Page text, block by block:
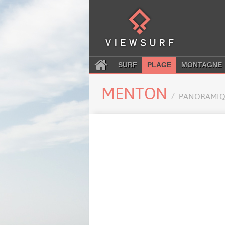
SURF PLAGE MONTAGNE
MENTON